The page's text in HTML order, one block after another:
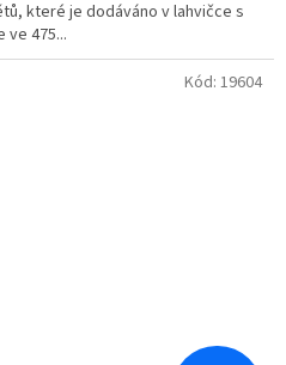
které je dodáváno v lahvičce s
475...
Kód: 19604